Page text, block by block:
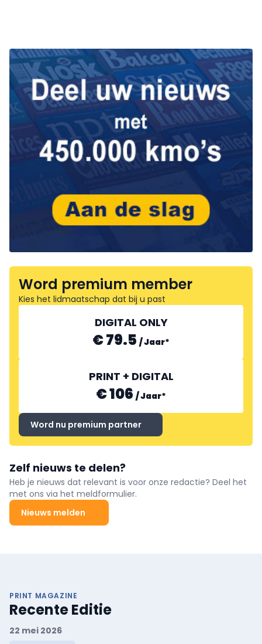
Word premium member
Kies het lidmaatschap dat bij u past
DIGITAL ONLY
€ 79.5 /Jaar*
PRINT + DIGITAL
€ 106 /Jaar*
Word nu premium partner
Zelf nieuws te delen?
Heb je nieuws dat relevant is voor onze redactie? Deel het
met ons via het meldformulier.
Nieuws melden
PRINT MAGAZINE
Recente Editie
22 mei 2026